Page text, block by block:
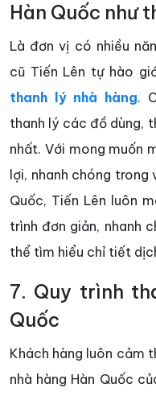
Hàn Quốc như
Là đơn vị có nhiều
cũ Tiến Lên tự hào
thanh lý nhà hàng.
thanh lý các đồ dùng,
nhất. Với mong muốn
lợi, nhanh chóng
Quốc, Tiến Lên luôn
trình đơn giản, nhanh
thể tìm hiểu chỉ tiết
7. Quy trình
Quốc
Khách hàng luôn cảm
nhà hàng Hàn Quốc